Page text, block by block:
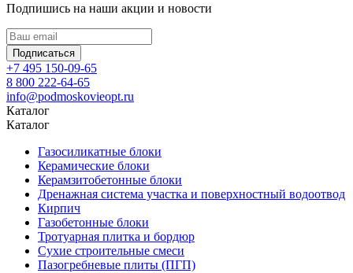
Подпишись на наши акции и новости
Подписаться
+7 495 150-09-65
8 800 222-64-65
info@podmoskovieopt.ru
Каталог
Каталог
Газосиликатные блоки
Керамические блоки
Керамзитобетонные блоки
Дренажная система участка и поверхностный водоотвод
Кирпич
Газобетонные блоки
Тротуарная плитка и бордюр
Сухие строительные смеси
Пазогребневые плиты (ПГП)